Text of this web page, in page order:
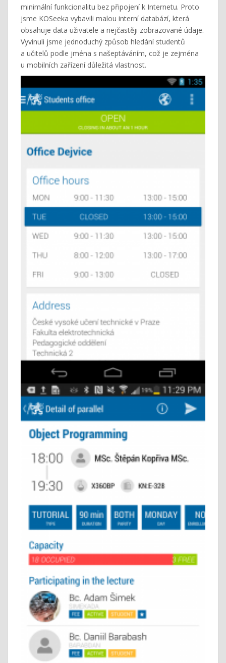
minimální funkcionalitu bez připojení k Internetu. Proto
jsme KOSeeka vybavili malou interní databází, která
obsahuje data uživatele a nejčastěji zobrazované údaje.
Vyvinuli jsme jednoduchý způsob hledání studentů
a učitelů podle jména s našeptáváním, což je zejména
u mobilních zařízení důležitá vlastnost.